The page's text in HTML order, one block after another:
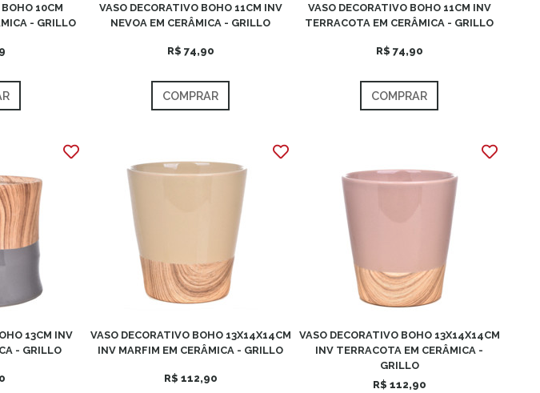
10CM
- GRILLO
VASO DECORATIVO BOHO 11CM INV
NEVOA EM CERÂMICA - GRILLO
R$ 74,90
COMPRAR
VASO DECORATIVO BOHO 11CM INV
TERRACOTA EM CERÂMICA - GRILLO
R$ 74,90
COMPRAR
13CM INV
- GRILLO
VASO DECORATIVO BOHO 13X14X14CM
INV MARFIM EM CERÂMICA - GRILLO
R$ 112,90
VASO DECORATIVO BOHO 13X14X14CM
INV TERRACOTA EM CERÂMICA -
GRILLO
R$ 112,90